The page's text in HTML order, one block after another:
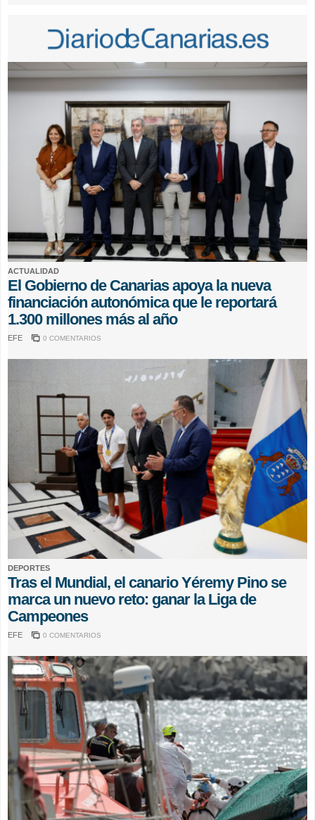
ACTUALIDAD
El Gobierno de Canarias apoya la nueva
financiación autonómica que le reportará
1.300 millones más al año
EFE 0 COMENTARIOS
DEPORTES
Tras el Mundial, el canario Yéremy Pino se
marca un nuevo reto: ganar la Liga de
Campeones
EFE 0 COMENTARIOS